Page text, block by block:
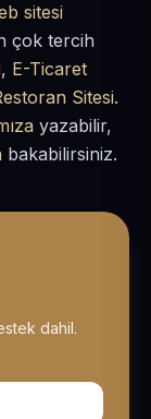
sitesi
çok tercih
, E-Ticaret
Sitesi.
yazabilir,
bakabilirsiniz.
dahil.